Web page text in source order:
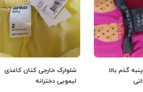
گذم بالا
شلوارک خارجی کتان کاغذی
لیمویی دخترانه